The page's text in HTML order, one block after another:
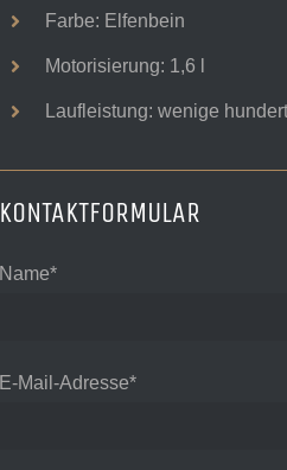
Farbe: Elfenbein
Motorisierung: 1,6 l
Laufleistung: wenige
KONTAKTFORMULAR
Name*
E-Mail-Adresse*